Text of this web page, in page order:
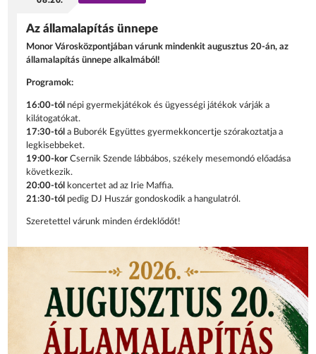
Az államalapítás ünnepe
Monor Városközpontjában várunk mindenkit augusztus 20-án, az
államalapítás ünnepe alkalmából!
Programok:
16:00-tól népi gyermekjátékok és ügyességi játékok várják a
kilátogatókat.
17:30-tól a Buborék Együttes gyermekkoncertje szórakoztatja a
legkisebbeket.
19:00-korCsernik Szende lábbábos, székely mesemondó előadása
következik.
20:00-tól
koncertet ad az Irie Maffia.
21:30-tól pedig DJ Huszár gondoskodik a hangulatról.
Szeretettel várunk minden érdeklődőt!